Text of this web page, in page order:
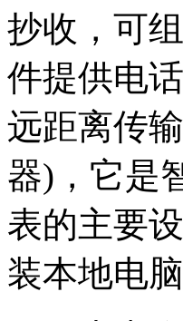
抄收，可
件提供电
远距离传
器)，它是
表的主要
装本地电